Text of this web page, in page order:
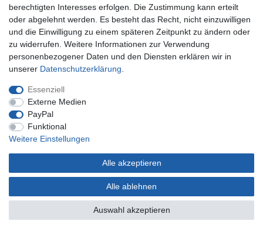
Kontakt
Datenschutzerklärung
AGB Kundeninformationen
Impressum
Zahlung und Versand
* Gilt nur für Lieferungen nach Deutschland. Lieferzeiten für andere Länder siehe
© Copyright 2022 | Alle Rechte vorbehalten.
berechtigten Interesses erfolgen. Die Zustimmung kann erteilt
oder abgelehnt werden. Es besteht das Recht, nicht einzuwilligen
und die Einwilligung zu einem späteren Zeitpunkt zu ändern oder
zu widerrufen. Weitere Informationen zur Verwendung
personenbezogener Daten und den Diensten erklären wir in
unserer Daten­schutz­erklärung
Essenziell
Externe Medien
PayPal
Funktional
Weitere Einstellungen
Alle akzeptieren
Alle ablehnen
Auswahl akzeptieren